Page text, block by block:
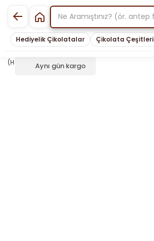
Hediyelik Çikolatalar Çikolata Çeşitleri
Aynı gün kargo